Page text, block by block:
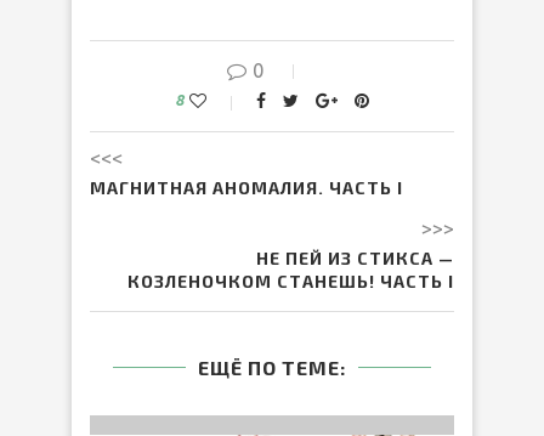
0
8
<<<
МАГНИТНАЯ АНОМАЛИЯ. ЧАСТЬ I
>>>
НЕ ПЕЙ ИЗ СТИКСА —
КОЗЛЕНОЧКОМ СТАНЕШЬ! ЧАСТЬ I
ЕЩЁ ПО ТЕМЕ: